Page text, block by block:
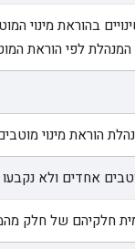
לפי הוראת
כאמור בסעיף 22.1, תבצע החברה את
אחדים ולא נקבעו
חלקיהם של חלק